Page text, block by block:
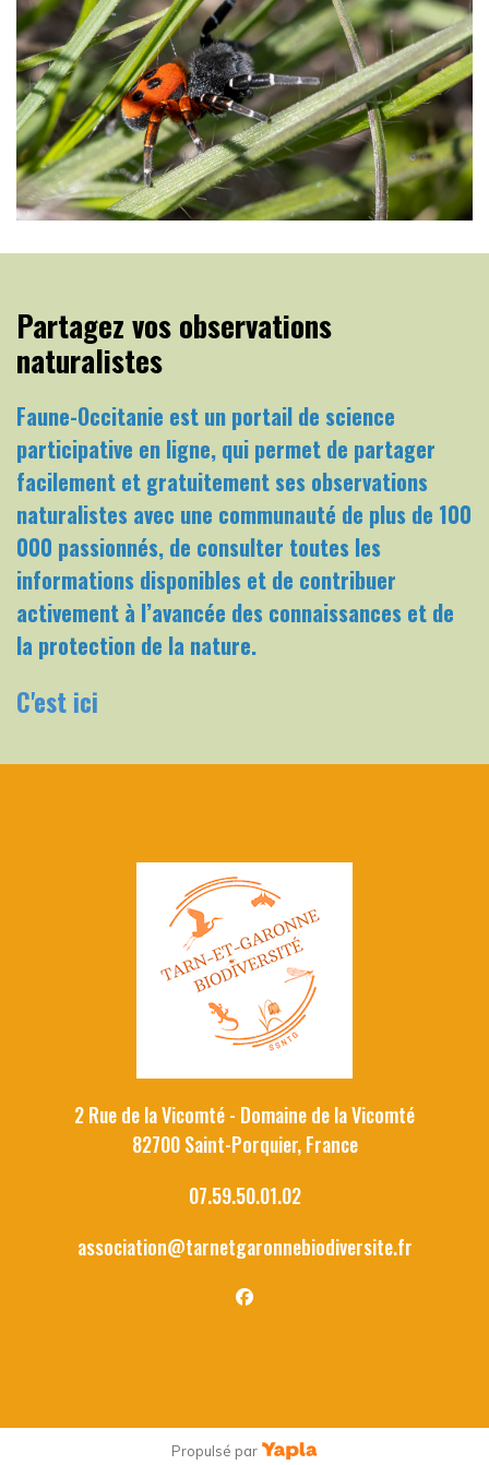
Partagez vos observations
naturalistes
Faune-Occitanie est un portail de science
participative en ligne, qui permet de partager
facilement et gratuitement ses observations
naturalistes avec une communauté de plus de 100
000 passionnés, de consulter toutes les
informations disponibles et de contribuer
activement à l’avancée des connaissances et de
la protection de la nature.
C'est ici
2 Rue de la Vicomté - Domaine de la Vicomté
82700 Saint-Porquier, France
07.59.50.01.02
association@tarnetgaronnebiodiversite.fr
facebook
Propulsé par